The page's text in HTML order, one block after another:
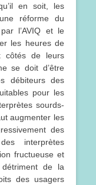
en soit, les
réforme du
l’AVIQ et le
les heures de
côtés de leurs
se doit d’être
débiteurs des
pour les
sourds-
augmenter les
des
interprètes
fructueuse et
de la
des usagers